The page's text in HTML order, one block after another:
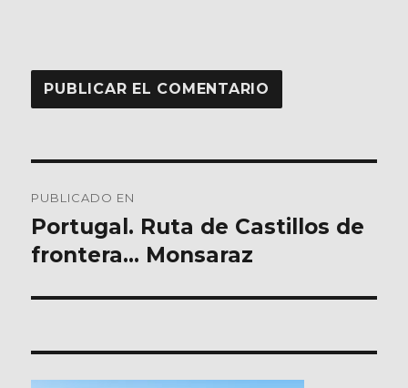
de
entradas
PUBLICADO EN
Portugal. Ruta de Castillos de
frontera… Monsaraz